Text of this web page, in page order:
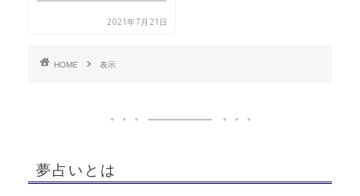
2021年7月21日
HOME 表示
夢占いとは